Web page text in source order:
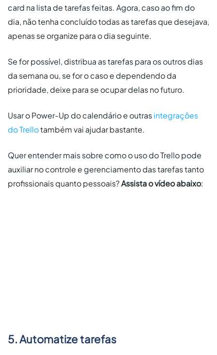
card na lista de tarefas feitas. Agora, caso ao fim do
dia, não tenha concluído todas as tarefas que desejava,
apenas se organize para o dia seguinte.
Se for possível, distribua as tarefas para os outros dias
da semana ou, se for o caso e dependendo da
prioridade, deixe para se ocupar delas no futuro.
Usar o Power-Up do calendário e outrasintegrações
do Trellotambém vai ajudar bastante.
Quer entender mais sobre como o uso do Trello pode
auxiliar no controle e gerenciamento das tarefas tanto
profissionais quanto pessoais?Assista o vídeo abaixo:
5. Automatize tarefas